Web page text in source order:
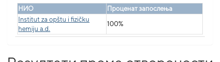
НИО
Проценат запослења
Institut za opštu i fizičku
hemiju a.d.
100%